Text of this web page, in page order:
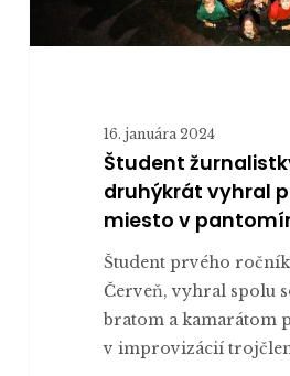
16. januára 2024
Študent
druhýkrát vyhral
miesto v
Študent prvého
Červeň, vyhral spolu
bratom a kamarátom
v improvizácií